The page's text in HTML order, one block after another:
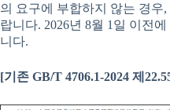
의 요구에 부합하지 않는 경우
랍니다. 2026년 8월 1일 이전
니다.
[기존 GB/T 4706.1-2024 제